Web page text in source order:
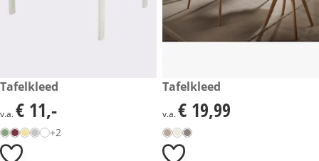
€ 11,-
Tafelkleed
€ 11,-
v.a.€ 11,-
+2
€ 19,99
Tafelkleed
€ 19,99
v.a.€ 19,99